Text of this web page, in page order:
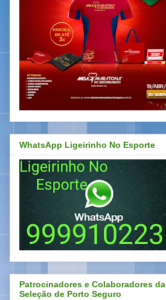
WhatsApp Ligeirinho No Esporte
Patrocinadores e Colaboradores da
Seleção de Porto Seguro